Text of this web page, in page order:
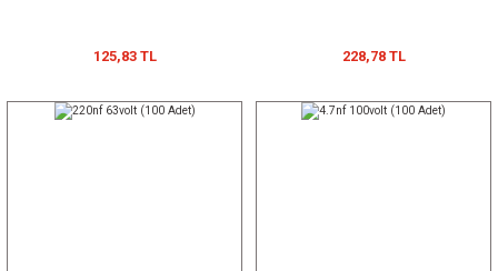
125,83 TL 228,78 TL